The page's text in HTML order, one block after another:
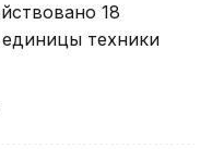
18
единицы техники